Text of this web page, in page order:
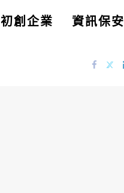
初創企業 資訊保安